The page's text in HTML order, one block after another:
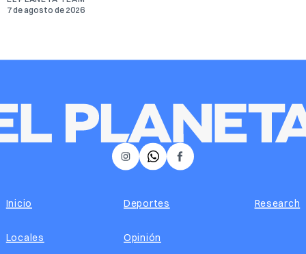
7 de agosto de 2026
𝕏 Facebook
Instagram
Inicio
Locales
Deportes
Opinión
Research